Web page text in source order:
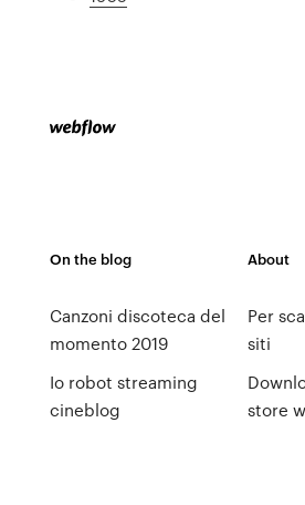
On the blog
Canzoni discoteca del
momento 2019
Io robot streaming
cineblog
About
Per
siti
store